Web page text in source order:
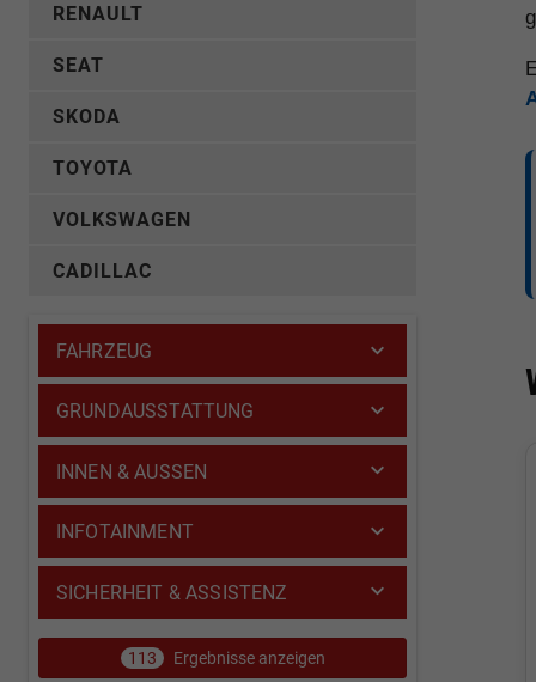
RENAULT
SEAT
SKODA
TOYOTA
VOLKSWAGEN
CADILLAC
FAHRZEUG
GRUNDAUSSTATTUNG
INNEN & AUSSEN
INFOTAINMENT
SICHERHEIT & ASSISTENZ
113 Ergebnisse anzeigen